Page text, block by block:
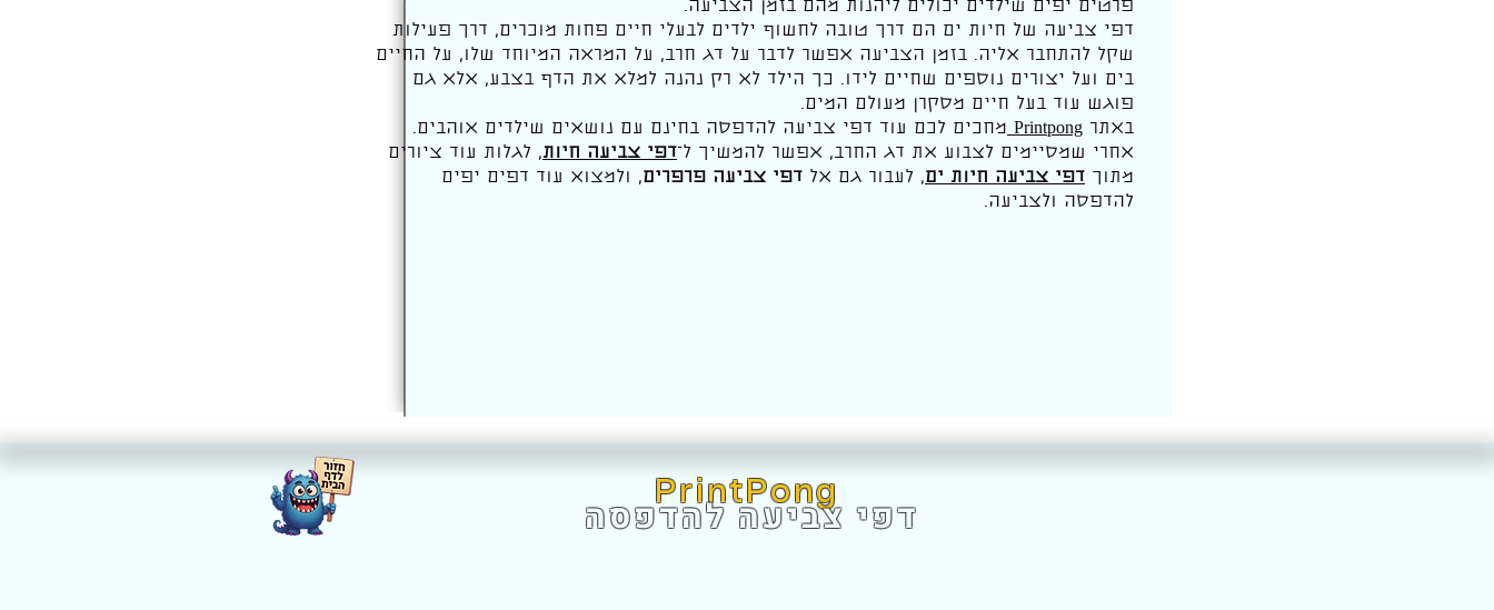
פרטים יפים שילדים יכולים ליהנות מהם בזמן הצביעה.
דפי צביעה של חיות ים הם דרך טובה לחשוף ילדים לבעלי חיים פחות מוכרים, דרך פעילות
שקל להתחבר אליה. בזמן הצביעה אפשר לדבר על דג חרב, על המראה המיוחד שלו, על החיים
בים ועל יצורים נוספים שחיים לידו. כך הילד לא רק נהנה למלא את הדף בצבע, אלא גם
פוגש עוד בעל חיים מסקרן מעולם המים.
באתר Printpong מחכים לכם עוד דפי צביעה להדפסה בחינם עם נושאים שילדים אוהבים.
אחרי שמסיימים לצבוע את דג החרב, אפשר להמשיך ל־דפי צביעה חיות, לגלות עוד ציורים
מתוך דפי צביעה חיות ים, לעבור גם אל דפי צביעה פרפרים, ולמצוא עוד דפים יפים
להדפסה ולצביעה.
PrintPong
דפי צביעה להדפסה